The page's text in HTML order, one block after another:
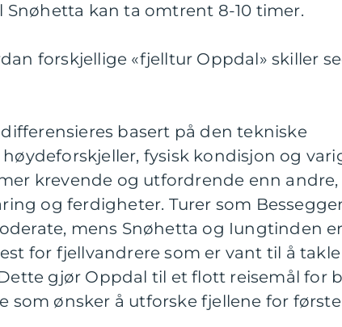
Snøhetta kan ta omtrent 8-10 timer.
forskjellige «fjelltur Oppdal» skiller
basert på den tekniske
fysisk kondisjon og
krevende og utfordrende enn andre,
og ferdigheter. Turer som
mens Snøhetta og Iungtinden
for fjellvandrere som er vant til å
gjør Oppdal til et flott reisemål for
som ønsker å utforske fjellene for